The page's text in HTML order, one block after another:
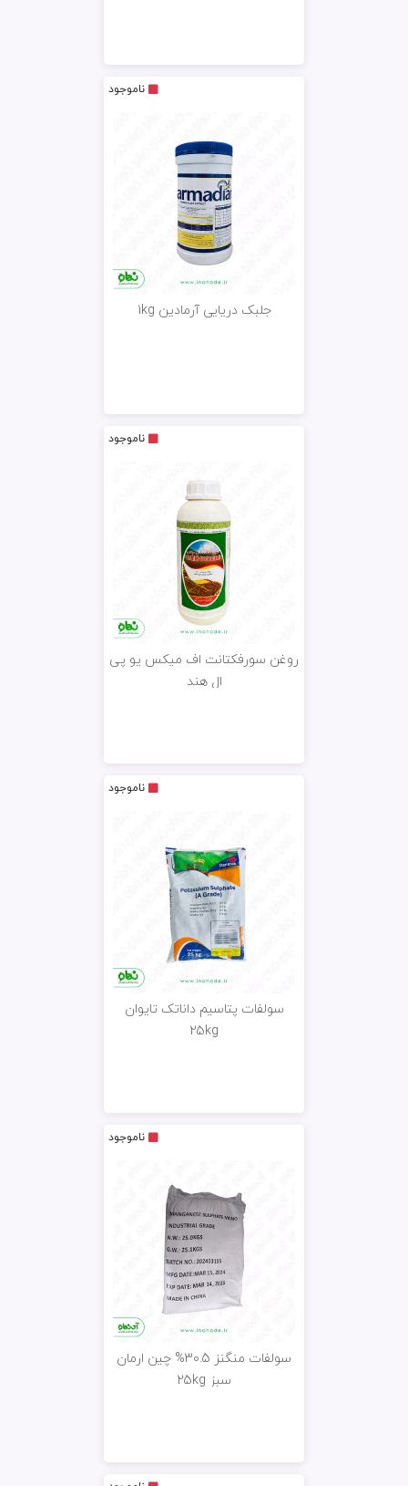
ناموجود
جلبک دریایی آرمادین 1kg
ناموجود
روغن سورفکتانت اف میکس یو پی
ال هند
ناموجود
سولفات پتاسیم داناتک تایوان
25kg
ناموجود
سولفات منگنز 30.5% چین ارمان
سبز 25kg